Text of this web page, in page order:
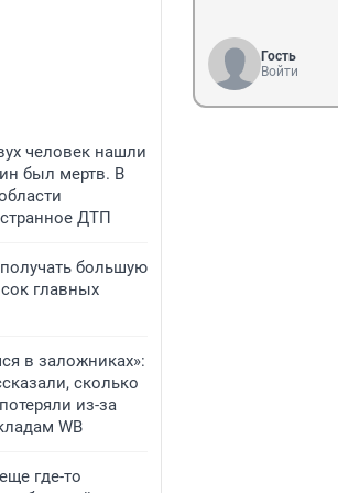
человек нашли
был мертв. В
ДТП
большую
главных
в заложниках»:
сколько
из-за
WB
где-то
Гость
Войти